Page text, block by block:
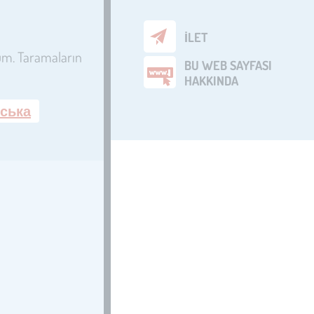
Taramaların
İLET
BU WEB SAYFASI
HAKKINDA